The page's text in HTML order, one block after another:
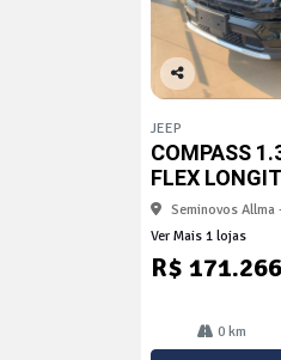
Co
arti
lhe
JEEP
COMPASS
FLEX
Seminovos Allma
Ver Mais 1 lojas
R$
0 km